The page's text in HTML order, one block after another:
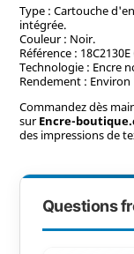
Type : Cartouche
intégrée.
Couleur : Noir.
Référence :
Technologie : Encre
Rendement : Environ
Commandez dès
surEncre-
des impressions de
Questions